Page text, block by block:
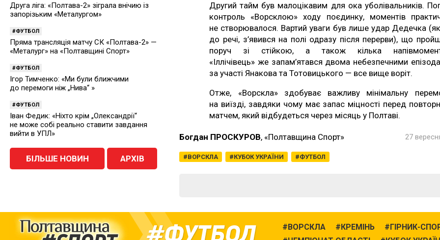
Другий тайм був малоцікавим для ока уболівальників.
контроль «Ворсклою» ходу поєдинку, моментів
не створювалося. Вартий уваги був лише удар Дедечка
до речі, з’явився на полі одразу після перерви), що
поруч зі стійкою, а також кілька
«Іллічівець» же запам’ятався двома небезпечними
за участі Янакова та Тотовицького — все вище воріт.
Отже, «Ворскла» здобуває важливу мінімальну
на виїзді, завдяки чому має запас міцності перед
матчем, який відбудеться через місяць у Полтаві.
Богдан ПРОСКУРОВ, «Полтавщина Спорт»
ВОРСКЛА КУБОК УКРАЇНИ ФУТБОЛ
27
Друга ліга: «Полтава-2» зіграла внічию із
запорізьким «Металургом»
ФУТБОЛ
Пряма трансляція матчу СК «Полтава-2» —
«Металург» на «Полтавщині Спорт»
ФУТБОЛ
Ігор Тимченко: «Ми були ближчими
до перемоги ніж „Нива“ »
ФУТБОЛ
Іван Федик: «Ніхто крім „Олександрії“
не може собі реально ставити завдання
вийти в УПЛ»
БІЛЬШЕ НОВИН АРХІВ
ВОРСКЛА КРЕМІНЬ ГІРНИК-